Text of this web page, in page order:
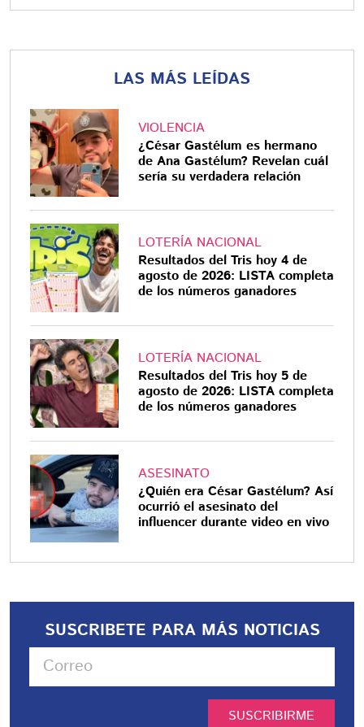
LAS MÁS LEÍDAS
VIOLENCIA
¿César Gastélum es hermano
de Ana Gastélum? Revelan cuál
sería su verdadera relación
LOTERÍA NACIONAL
Resultados del Tris hoy 4 de
agosto de 2026: LISTA completa
de los números ganadores
LOTERÍA NACIONAL
Resultados del Tris hoy 5 de
agosto de 2026: LISTA completa
de los números ganadores
ASESINATO
¿Quién era César Gastélum? Así
ocurrió el asesinato del
influencer durante video en vivo
SUSCRIBETE PARA MÁS NOTICIAS
SUSCRIBIRME